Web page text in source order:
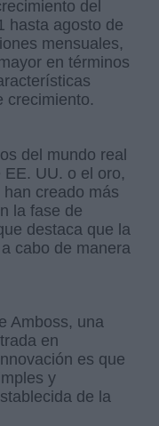
del
hasta agosto de
mensuales,
en términos
crecimiento.
del mundo real
UU. o el oro,
creado más
la fase de
destaca que la
cabo de manera
Amboss, una
en
es que
y
de la